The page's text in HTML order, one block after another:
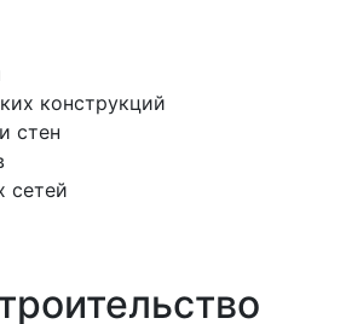
конструкций
стен
сетей